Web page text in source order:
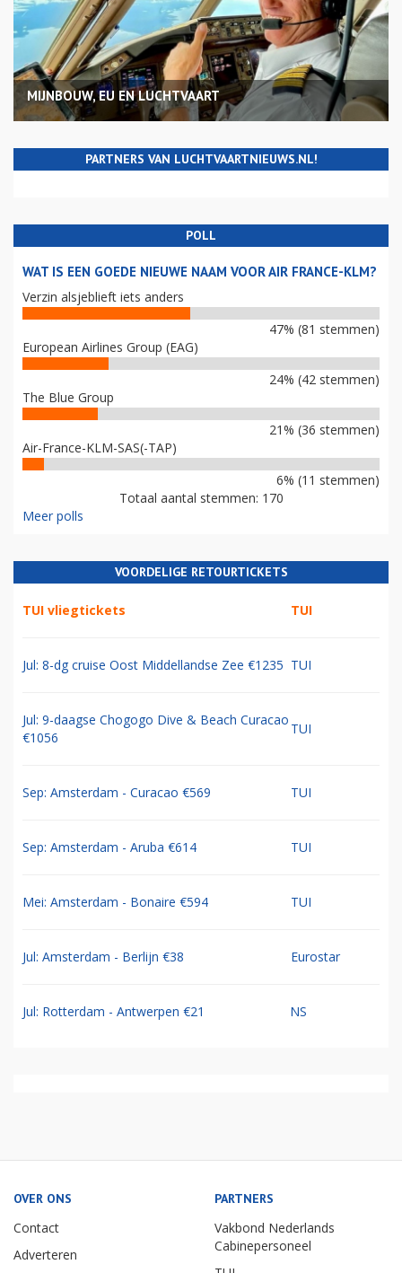
MIJNBOUW, EU EN LUCHTVAART
PARTNERS VAN LUCHTVAARTNIEUWS.NL!
POLL
WAT IS EEN GOEDE NIEUWE NAAM VOOR AIR FRANCE-KLM?
Verzin alsjeblieft iets anders
47% (81 stemmen)
European Airlines Group (EAG)
24% (42 stemmen)
The Blue Group
21% (36 stemmen)
Air-France-KLM-SAS(-TAP)
6% (11 stemmen)
Totaal aantal stemmen: 170
Meer polls
VOORDELIGE RETOURTICKETS
TUI vliegtickets TUI
Jul: 8-dg cruise Oost Middellandse Zee €1235 TUI
Jul: 9-daagse Chogogo Dive & Beach Curacao
€1056
TUI
Sep: Amsterdam - Curacao €569 TUI
Sep: Amsterdam - Aruba €614 TUI
Mei: Amsterdam - Bonaire €594 TUI
Jul: Amsterdam - Berlijn €38 Eurostar
Jul: Rotterdam - Antwerpen €21 NS
OVER ONS
Contact
Adverteren
PARTNERS
Vakbond Nederlands
Cabinepersoneel